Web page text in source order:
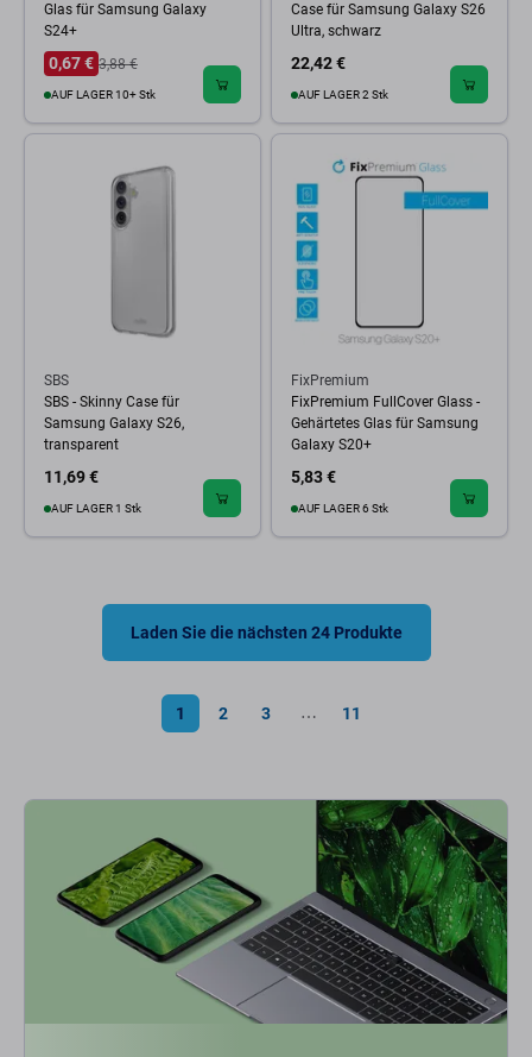
Glas für Samsung Galaxy
S24+
0,67 € 3,88 €
AUF LAGER 10+ Stk
Case für Samsung Galaxy S26
Ultra, schwarz
22,42 €
AUF LAGER 2 Stk
SBS
SBS - Skinny Case für
Samsung Galaxy S26,
transparent
11,69 €
AUF LAGER 1 Stk
FixPremium
FixPremium FullCover Glass -
Gehärtetes Glas für Samsung
Galaxy S20+
5,83 €
AUF LAGER 6 Stk
Laden Sie die nächsten 24 Produkte
1 2 3 ⋯ 11